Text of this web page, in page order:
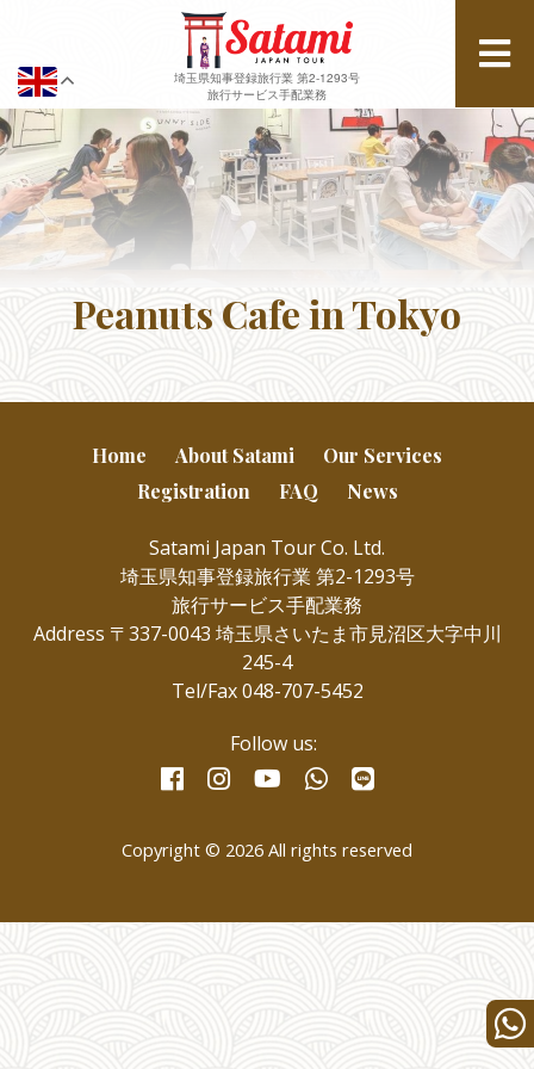
埼玉県知事登録旅行業 第2-1293号
旅行サービス手配業務
Peanuts Cafe in Tokyo
Home About Satami
Our Services
Registration
FAQ News
Satami Japan Tour Co. Ltd.
埼玉県知事登録旅行業 第2-1293号
旅行サービス手配業務
Address 〒337-0043 埼玉県さいたま市見沼区大字中川
245-4
Tel/Fax 048-707-5452
Follow us:
facebookinstagramyoutubewhatsapp
Copyright © 2026 All rights reserved
us
for